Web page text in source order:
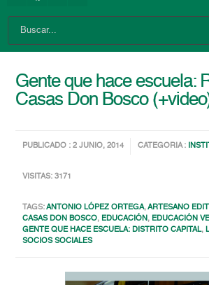
Gente que hace escuela:
Casas Don Bosco
PUBLICADO : 2 JUNIO, 2014 CATEGORIA :
VISITAS: 3171
TAGS:ANTONIO LÓPEZ ORTEGA,ARTESANO
CASAS DON BOSCO, EDUCACIÓN, EDUCACIÓN
GENTE QUE HACE ESCUELA: DISTRITO CAPITAL,
SOCIOS SOCIALES